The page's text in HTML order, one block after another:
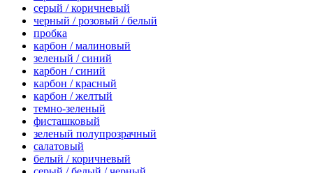
серый / коричневый
черный / розовый / белый
пробка
карбон / малиновый
зеленый / синий
карбон / синий
карбон / красный
карбон / желтый
темно-зеленый
фисташковый
зеленый полупрозрачный
салатовый
белый / коричневый